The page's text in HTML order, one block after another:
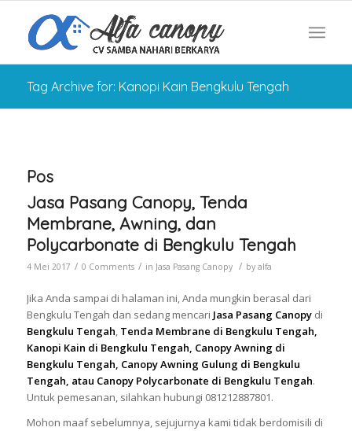
Tag Archive for: Kanopi Kain Bengkulu Tengah
Pos
Jasa Pasang Canopy, Tenda
Membrane, Awning, dan
Polycarbonate di Bengkulu Tengah
4 Mei 2017 / 0 Comments / in Jasa Pasang Canopy / by alfa
Jika Anda sampai di halaman ini, Anda mungkin berasal dari
Bengkulu Tengah dan sedang mencari Jasa Pasang Canopy di
Bengkulu Tengah, Tenda Membrane di Bengkulu Tengah,
Kanopi Kain di Bengkulu Tengah, Canopy Awning di
Bengkulu Tengah, Canopy Awning Gulung di Bengkulu
Tengah, atau Canopy Polycarbonate di Bengkulu Tengah.
Untuk pemesanan, silahkan hubungi 081212887801.
Mohon maaf sebelumnya, sejujurnya kami tidak berdomisili di